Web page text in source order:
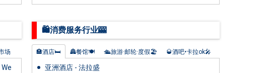
场
🛍️消费服务行业🎰
🏣酒店🛏️ 🏯餐馆🍽️ 🛳️旅游·邮轮·度假🏖️
🥃酒吧•卡拉ok🎤
🛍️商场•购物中心🪪
🦮宠物用品•水族馆🐳
亚洲酒店 - 法拉盛